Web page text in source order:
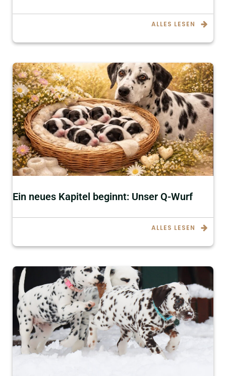
ALLES LESEN
Ein neues Kapitel beginnt: Unser Q-Wurf
ALLES LESEN